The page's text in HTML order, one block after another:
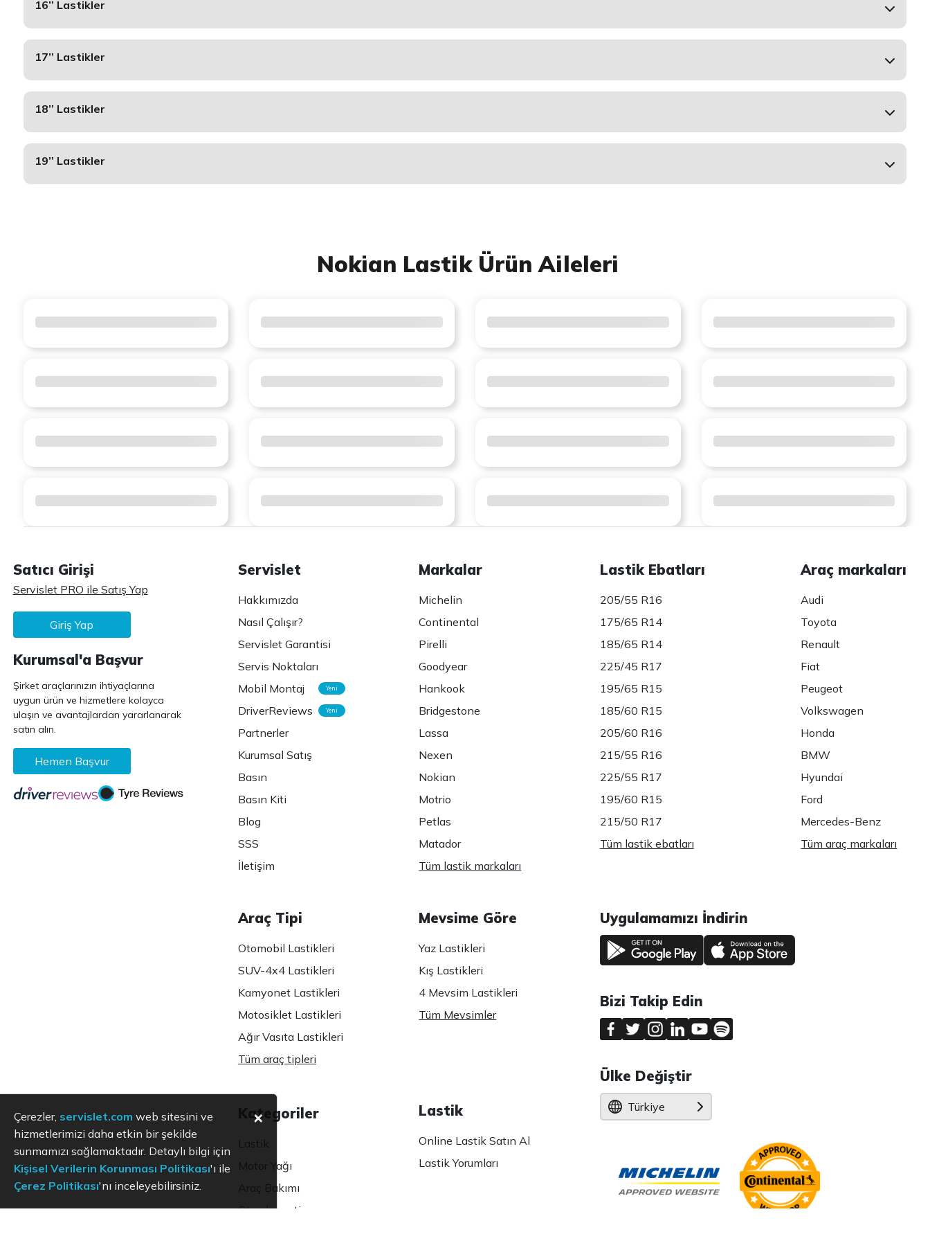
16’’ Lastikler
17’’ Lastikler
18’’ Lastikler
19’’ Lastikler
Nokian Lastik Ürün Aileleri
Satıcı Girişi
Servislet PRO ile Satış Yap
Giriş Yap
Kurumsal'a Başvur
Şirket araçlarınızın ihtiyaçlarına
uygun ürün ve hizmetlere kolayca
ulaşın ve avantajlardan yararlanarak
satın alın.
Hemen Başvur
Servislet
Hakkımızda
Nasıl Çalışır?
Servislet Garantisi
Servis Noktaları
Mobil Montaj
Yeni
DriverReviews Yeni
Partnerler
Kurumsal Satış
Basın
Basın Kiti
Blog
SSS
İletişim
Markalar
Michelin
Continental
Pirelli
Goodyear
Hankook
Bridgestone
Lassa
Nexen
Nokian
Motrio
Petlas
Matador
Tüm lastik markaları
Lastik Ebatları
205/55 R16
175/65 R14
185/65 R14
225/45 R17
195/65 R15
185/60 R15
205/60 R16
215/55 R16
225/55 R17
195/60 R15
215/50 R17
Tüm lastik ebatları
Araç markaları
Audi
Toyota
Renault
Fiat
Peugeot
Volkswagen
Honda
BMW
Hyundai
Ford
Mercedes-Benz
Tüm araç markaları
Araç Tipi
Otomobil Lastikleri
SUV-4x4 Lastikleri
Kamyonet Lastikleri
Motosiklet Lastikleri
Ağır Vasıta Lastikleri
Tüm araç tipleri
Kategoriler
Motor Yağı
Araç Bakımı
Oto ekspertiz
Mevsime Göre
Yaz Lastikleri
Kış Lastikleri
4 Mevsim Lastikleri
Tüm Mevsimler
Lastik
Online Lastik Satın Al
Lastik Yorumları
Uygulamamızı İndirin
Bizi Takip Edin
Ülke Değiştir
Türkiye
Çerezler, servislet.com web sitesini ve
hizmetlerimizi daha etkin bir şekilde
sunmamızı sağlamaktadır. Detaylı bilgi için
Kişisel Verilerin Korunması Politikası'ı ile
Çerez Politikası'nı inceleyebilirsiniz.
×